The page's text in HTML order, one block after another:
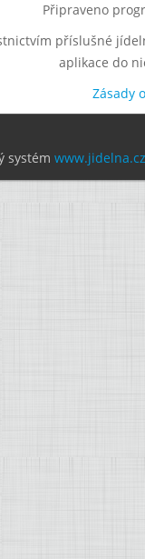
Připraveno
příslušné
aplikace do
Zásady
systém www.jidelna.cz